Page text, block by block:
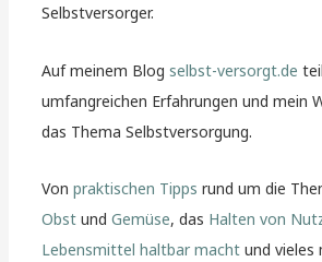
Selbstversorger.
Auf meinem Blogselbst-versorgt.de
umfangreichen Erfahrungen und mein
das Thema Selbstversorgung.
Vonpraktischen Tipps rund um die
Obst undGemüse, das Halten von
Lebensmittel haltbar macht und vieles